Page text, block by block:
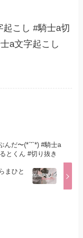
こし #騎士a切
a文字起こし
だ〜(*´˘`*) #騎士a
とくん #切り抜き
まひと